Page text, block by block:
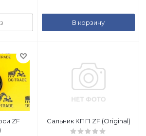
В корзину
ZF
Сальник КПП ZF (Original)